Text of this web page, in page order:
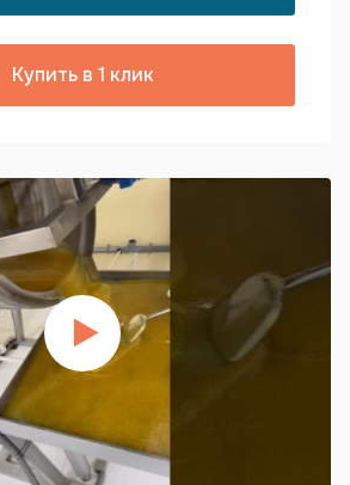
Купить в 1 клик